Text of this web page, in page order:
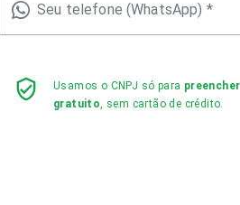
Seu telefone (WhatsApp) *
Usamos o CNPJ só para
gratuito, sem cartão de crédito.